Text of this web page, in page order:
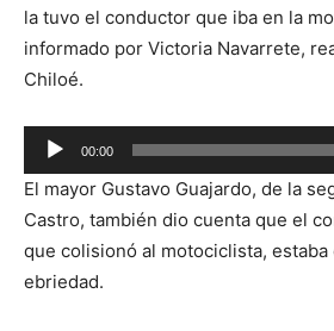
la tuvo el conductor que iba en la
informado por Victoria Navarrete,
Chiloé.
Reproductor
de
audio
00:00
El mayor Gustavo Guajardo, de la
Castro, también dio cuenta que el
que colisionó al motociclista, estaba
ebriedad.